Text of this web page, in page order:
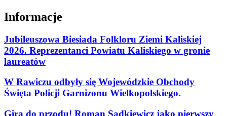
Informacje
Jubileuszowa Biesiada Folkloru Ziemi Kaliskiej
2026. Reprezentanci Powiatu Kaliskiego w gronie
laureatów
W Rawiczu odbyły się Wojewódzkie Obchody
Święta Policji Garnizonu Wielkopolskiego.
Gira do przodu! Roman Sądkiewicz jako pierwszy